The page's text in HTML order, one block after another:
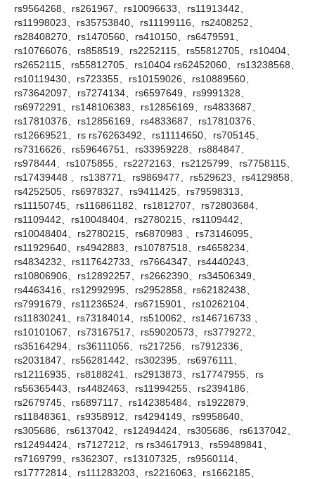
rs9564268、rs261967、rs10096633、rs11913442、
rs11998023、rs35753840、rs11199116、rs2408252、
rs28408270、rs1470560、rs410150、rs6479591、
rs10766076、rs858519、rs2252115、rs55812705、rs10404、
rs2652115、rs55812705、rs10404 rs62452060、rs13238568、
rs10119430、rs723355、rs10159026、rs10889560、
rs73642097、rs7274134、rs6597649、rs9991328、
rs6972291、rs148106383、rs12856169、rs4833687、
rs17810376、rs12856169、rs4833687、rs17810376、
rs12669521、rs rs76263492、rs11114650、rs705145、
rs7316626、rs59646751、rs33959228、rs884847、
rs978444、rs1075855、rs2272163、rs2125799、rs7758115、
rs17439448 、rs138771、rs9869477、rs529623、rs4129858、
rs4252505、rs6978327、rs9411425、rs79598313、
rs11150745、rs116861182、rs1812707、rs72803684、
rs1109442、rs10048404、rs2780215、rs1109442、
rs10048404、rs2780215、rs6870983 、rs73146095、
rs11929640、rs4942883、rs10787518、rs4658234、
rs4834232、rs117642733、rs7664347、rs4440243、
rs10806906、rs12892257、rs2662390、rs34506349、
rs4463416、rs12992995、rs2952858、rs62182438、
rs7991679、rs11236524、rs6715901、rs10262104、
rs11830241、rs73184014、rs510062、rs146716733 、
rs10101067、rs73167517、rs59020573、rs3779272、
rs35164294、rs36111056、rs217256、rs7912336、
rs2031847、rs56281442、rs302395、rs6976111、
rs12116935、rs8188241、rs2913873、rs17747955、rs
rs56365443、rs4482463、rs11994255、rs2394186、
rs2679745、rs6897117、rs142385484、rs1922879、
rs11848361、rs9358912、rs4294149、rs9958640、
rs305686、rs6137042、rs12494424、rs305686、rs6137042、
rs12494424、rs7127212、rs rs34617913、rs59489841、
rs7169799、rs362307、rs13107325、rs9560114、
rs17772814、rs111283203、rs2216063、rs1662185、